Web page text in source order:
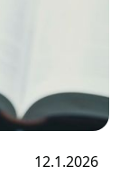
Umgang
in
12.1.2026